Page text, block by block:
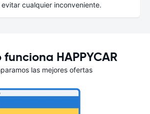
cualquier inconveniente.
HAPPYCAR
las mejores ofertas